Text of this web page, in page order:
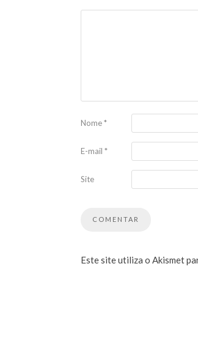
Nome*
E-mail *
Site
Este site utiliza o Akismet